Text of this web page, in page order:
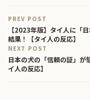
PREV POST
【2023年版】タイ人に「
結果！【タイ人の反応】
NEXT POST
日本の犬の「信頼の証」
イ人の反応】